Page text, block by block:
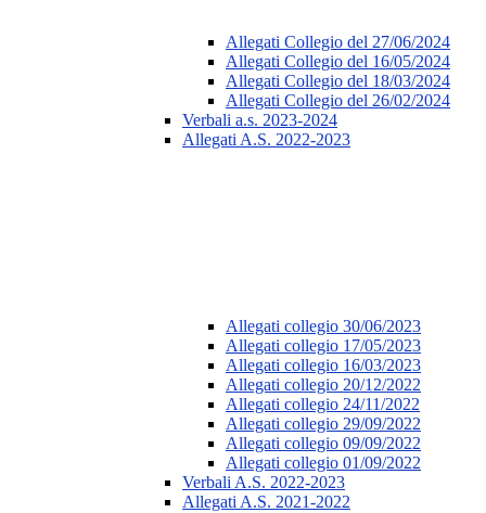
Allegati Collegio del 27/06/2024
Allegati Collegio del 16/05/2024
Allegati Collegio del 18/03/2024
Allegati Collegio del 26/02/2024
Verbali a.s. 2023-2024
Allegati A.S. 2022-2023
Allegati collegio 30/06/2023
Allegati collegio 17/05/2023
Allegati collegio 16/03/2023
Allegati collegio 20/12/2022
Allegati collegio 24/11/2022
Allegati collegio 29/09/2022
Allegati collegio 09/09/2022
Allegati collegio 01/09/2022
Verbali A.S. 2022-2023
Allegati A.S. 2021-2022